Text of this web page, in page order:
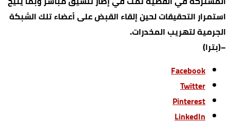
استمرار التحقيقات لحين إلقاء القبض على أعضاء تلك الشبكة
الجرمية لتهريب المخدرات.
–(بترا)
Facebook
Twitter
Pinterest
LinkedIn